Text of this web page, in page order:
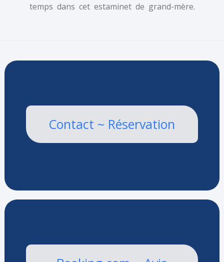
temps dans cet estaminet de grand-mère.
Contact ~ Réservation